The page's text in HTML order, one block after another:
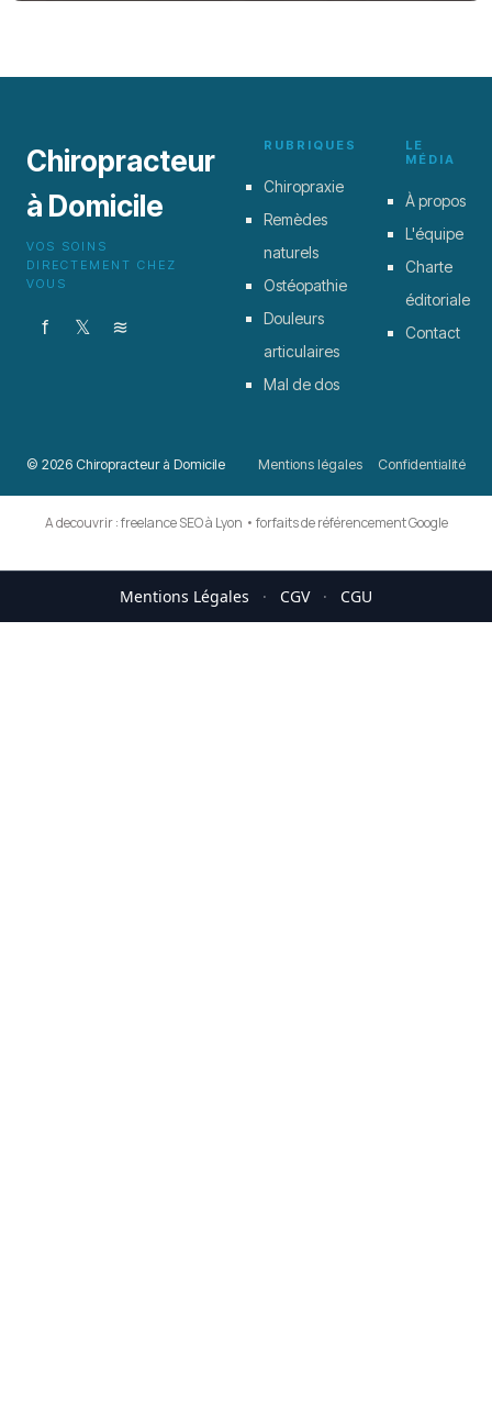
Chiropracteur
à Domicile
VOS SOINS
DIRECTEMENT CHEZ
VOUS
f 𝕏 ≋
RUBRIQUES
Chiropraxie
Remèdes
naturels
Ostéopathie
Douleurs
articulaires
Mal de dos
LE
MÉDIA
À propos
L'équipe
Charte
éditoriale
Contact
© 2026 Chiropracteur à Domicile Mentions légales Confidentialité
A decouvrir :freelance SEO à Lyon • forfaits de référencement Google
Mentions Légales · CGV · CGU